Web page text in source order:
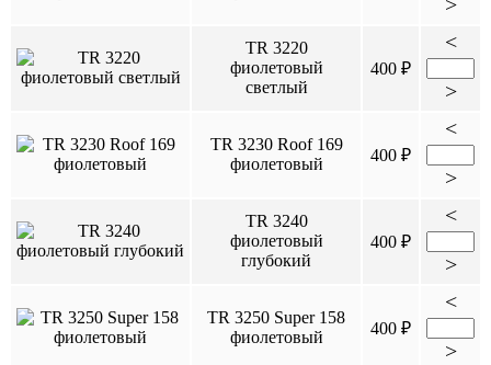
>
TR 3220
фиолетовый
светлый
400 ₽
<
>
TR 3230 Roof 169
фиолетовый
400 ₽
<
>
TR 3240
фиолетовый
глубокий
400 ₽
<
>
TR 3250 Super 158
фиолетовый
400 ₽
<
>